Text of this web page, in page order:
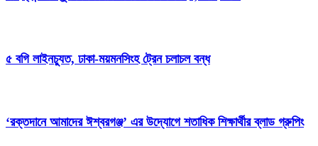
৫ বগি লাইনচ্যুত, ঢাকা-ময়মনসিংহ ট্রেন চলাচল বন্ধ
‘রক্তদানে আমাদের ঈশ্বরগঞ্জ’ এর উদ্যোগে শতাধিক শিক্ষার্থীর ব্লাড গ্রুপিং